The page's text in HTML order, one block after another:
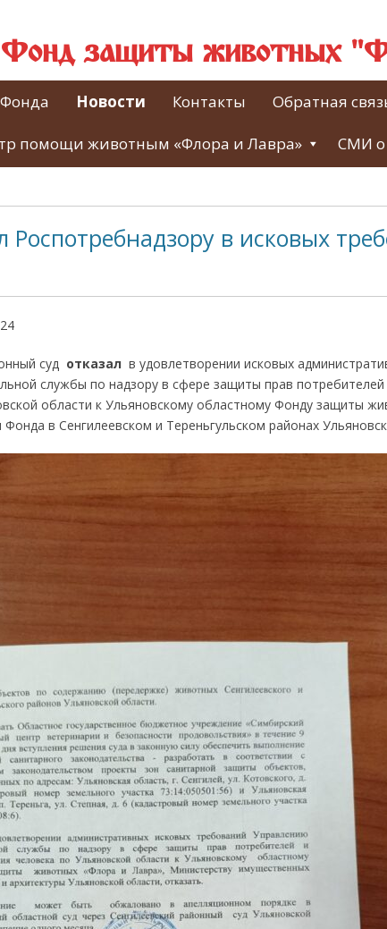
Фонд защиты животных
Новости Контакты Обратная
помощи животным «Флора и Лавра» СМИ о
Роспотребнадзору в исковых
суд отказал в удовлетворении исковых
службы по надзору в сфере защиты прав потребителей
области к Ульяновскому областному Фонду защиты
в Сенгилеевском и Тереньгульском районах